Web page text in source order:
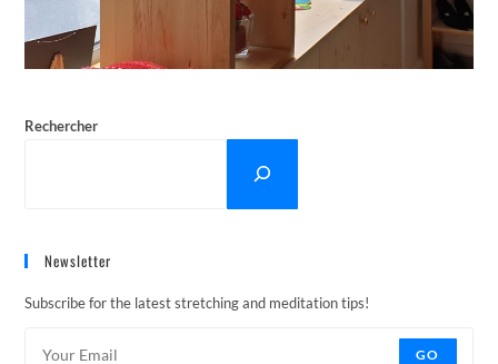
Rechercher
Newsletter
Subscribe for the latest stretching and meditation tips!
GO